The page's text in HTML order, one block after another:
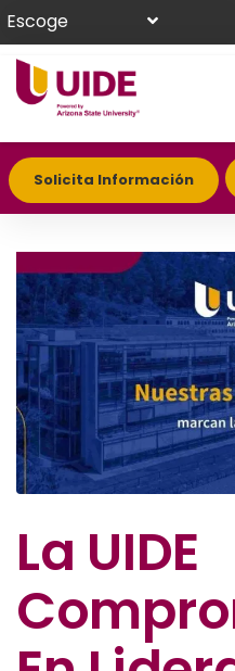
Escoge
Solicita Información
La UIDE